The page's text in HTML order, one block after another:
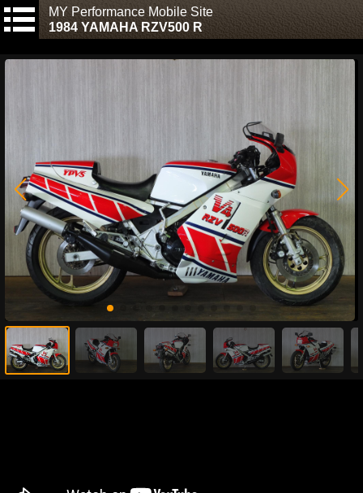
MY Performance Mobile Site
1984 YAMAHA RZV500 R